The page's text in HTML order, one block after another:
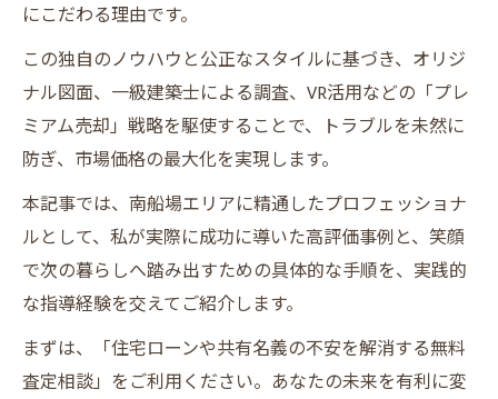
にこだわる理由です。
この独自のノウハウと公正なスタイルに基づき、オリジ
ナル図面、一級建築士による調査、VR活用などの「プレ
ミアム売却」戦略を駆使することで、トラブルを未然に
防ぎ、市場価格の最大化を実現します。
本記事では、南船場エリアに精通したプロフェッショナ
ルとして、私が実際に成功に導いた高評価事例と、笑顔
で次の暮らしへ踏み出すための具体的な手順を、実践的
な指導経験を交えてご紹介します。
まずは、「住宅ローンや共有名義の不安を解消する無料
査定相談」をご利用ください。あなたの未来を有利に変